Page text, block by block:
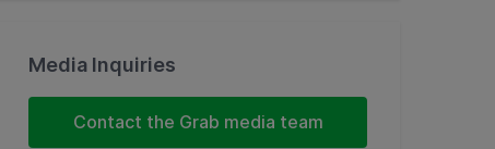
Vietnam
Myanmar
Media Inquiries
Contact the Grab media team